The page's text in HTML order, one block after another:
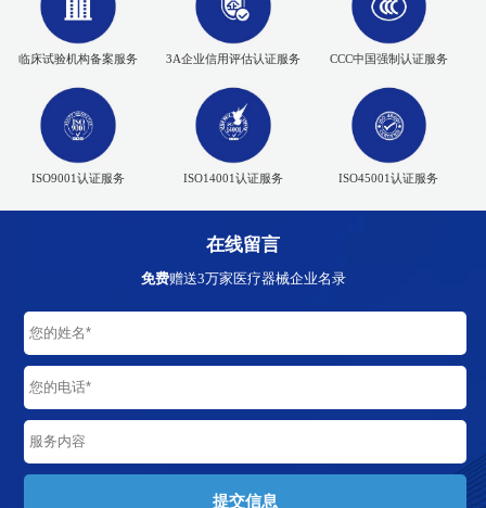
临床试验机构备案服务 3A企业信用评估认证服务 CCC中国强制认证服务
ISO9001认证服务 ISO14001认证服务 ISO45001认证服务
在线留言
免费赠送3万家医疗器械企业名录